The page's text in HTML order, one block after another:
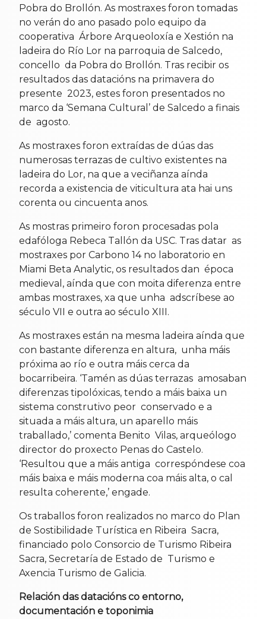
Pobra do Brollón. As mostraxes foron tomadas
no verán do ano pasado polo equipo da
cooperativa Árbore Arqueoloxía e Xestión na
ladeira do Río Lor na parroquia de Salcedo,
concello da Pobra do Brollón. Tras recibir os
resultados das datacións na primavera do
presente 2023, estes foron presentados no
marco da ‘Semana Cultural’ de Salcedo a finais
de agosto.
As mostraxes foron extraídas de dúas das
numerosas terrazas de cultivo existentes na
ladeira do Lor, na que a veciñanza aínda
recorda a existencia de viticultura ata hai uns
corenta ou cincuenta anos.
As mostras primeiro foron procesadas pola
edafóloga Rebeca Tallón da USC. Tras datar as
mostraxes por Carbono 14 no laboratorio en
Miami Beta Analytic, os resultados dan época
medieval, aínda que con moita diferenza entre
ambas mostraxes, xa que unha adscríbese ao
século VII e outra ao século XIII.
As mostraxes están na mesma ladeira aínda que
con bastante diferenza en altura, unha máis
próxima ao río e outra máis cerca da
bocarribeira. ‘Tamén as dúas terrazas amosaban
diferenzas tipolóxicas, tendo a máis baixa un
sistema construtivo peor conservado e a
situada a máis altura, un aparello máis
traballado,’ comenta Benito Vilas, arqueólogo
director do proxecto Penas do Castelo.
‘Resultou que a máis antiga correspóndese coa
máis baixa e máis moderna coa máis alta, o cal
resulta coherente,’ engade.
Os traballos foron realizados no marco do Plan
de Sostibilidade Turística en Ribeira Sacra,
financiado polo Consorcio de Turismo Ribeira
Sacra, Secretaría de Estado de Turismo e
Axencia Turismo de Galicia.
Relación das datacións co entorno,
documentación e toponimia